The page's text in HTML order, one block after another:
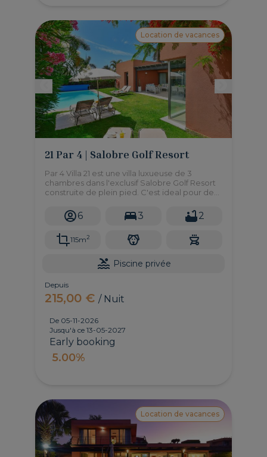
Location de vacances
21 Par 4 | Salobre Golf Resort
Par 4 Villa 21 est une villa luxueuse de 3
chambres dans l'exclusif Salobre Golf Resort
construite de plein pied. C'est ideal pour des
à mobilitée réduite.
6 3 2
115m2
Piscine privée
Depuis
215,00 €/ Nuit
De 05-11-2026
Jusqu'à ce 13-05-2027
Early booking
5.00%
Location de vacances